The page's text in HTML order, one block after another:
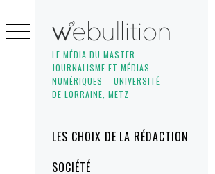
LE MÉDIA DU MASTER
JOURNALISME ET MÉDIAS
NUMÉRIQUES – UNIVERSITÉ
DE LORRAINE, METZ
MenuLES CHOIX DE LA RÉDACTION
SOCIÉTÉ
to
content